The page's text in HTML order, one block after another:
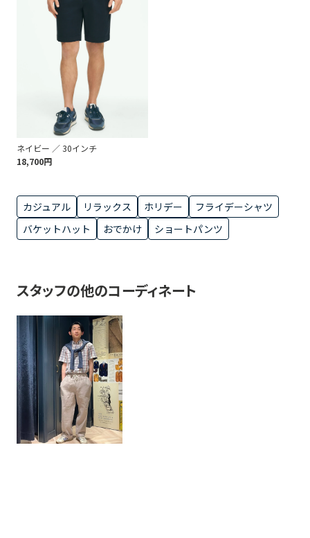
ネイビー ／ 30インチ
18,700円
カジュアル リラックス ホリデー
フライデーシャツ
バケットハット
おでかけ ショートパンツ
スタッフの他のコーディネート